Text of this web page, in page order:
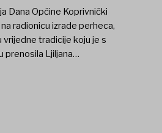
Dana Općine Koprivnički
radionicu izrade perheca,
tradicije koju je s
prenosila Ljiljana…